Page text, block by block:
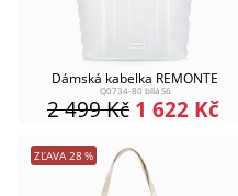
Dámská kabelka REMONTE
Q0734-80 bílá S6
1 622 Kč
2 499Kč
ZĽAVA 28%